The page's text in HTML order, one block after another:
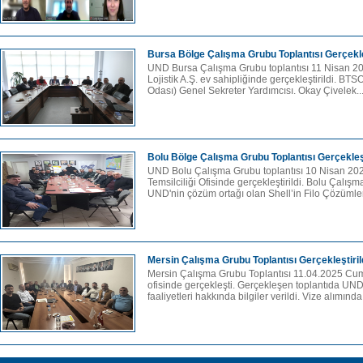
Bursa Bölge Çalışma Grubu Toplantısı
UND Bursa Çalışma Grubu toplantısı 11 Nisan
Lojistik A.Ş. ev sahipliğinde gerçekleştirildi.
Odası) Genel Sekreter Yardımcısı. Okay
Bolu Bölge Çalışma Grubu Toplantısı
UND Bolu Çalışma Grubu toplantısı 10 Nisan
Temsilciliği Ofisinde gerçekleştirildi. Bolu
UND'nin çözüm ortağı olan Shell’in Filo
Mersin Çalışma Grubu Toplantısı
Mersin Çalışma Grubu Toplantısı 11.04.2025
ofisinde gerçekleşti. Gerçekleşen toplantıda
faaliyetleri hakkında bilgiler verildi. Vize